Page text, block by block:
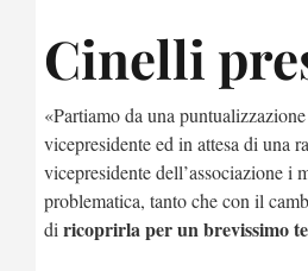
Cinelli
«Partiamo da una
vicepresidente ed in attesa di una
vicepresidente dell’associazione i
problematica, tanto che con il
di ricoprirla per un brevissimo